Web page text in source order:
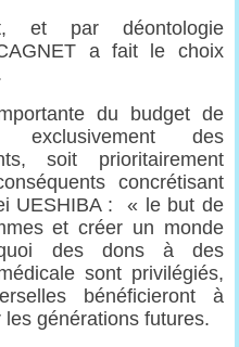
et par déontologie
a fait le choix
du budget de
exclusivement des
soit prioritairement
concrétisant
UESHIBA : « le but de
et créer un monde
des dons à des
sont privilégiés,
bénéficieront à
générations futures.